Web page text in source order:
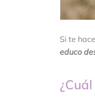
Si te
educo